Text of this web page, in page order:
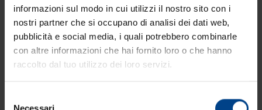
informazioni sul modo in cui utilizzi il nostro sito con i
nostri partner che si occupano di analisi dei dati web,
pubblicità e social media, i quali potrebbero combinarle
con altre informazioni che hai fornito loro o che hanno
raccolto dal tuo utilizzo dei loro servizi.
Necessari
che questo futuro dipenda dalla natura e dalla
cura che abbiamo di essa. Crediamo che ognuno
di noi possa fare la differenza fin da subito,
partendo dalle nostre tavole.